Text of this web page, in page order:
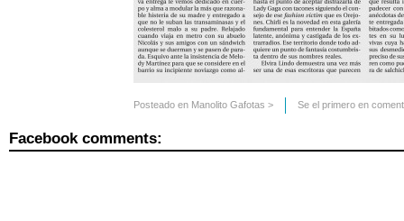
Posteado en Manolito Gafotas > Se el primero en
Facebook comments: